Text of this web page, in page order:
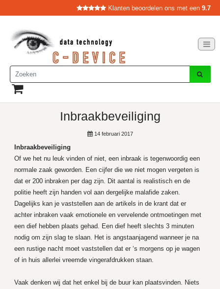
Klanten beoordelen ons met een 9.7
Inbraakbeveiliging
14 februari 2017
Inbraakbeveiliging
Of we het nu leuk vinden of niet, een inbraak is tegenwoordig een
normale zaak geworden. Een cijfer die we niet mogen vergeten is
dat er 200 inbraken per dag zijn. Dit aantal is realistisch en de
politie heeft zijn handen vol aan dergelijke malafide zaken.
Dagelijks kan je vaststellen aan de artikels in de krant dat er
achter inbraken vaak emotionele en vervelende ontmoetingen met
een dief hebben plaats gehad. Een dief heeft slechts 3 minuten
nodig om zijn slag te slaan. Het is angstaanjagend wanneer je na
een rustige nacht moet vaststellen dat er ‘s morgens op je wagen
of in huis allerlei vreemde vingerafdrukken staan.
Vaak denken wij dat het enkel bij de buur kan plaatsvinden. Niets